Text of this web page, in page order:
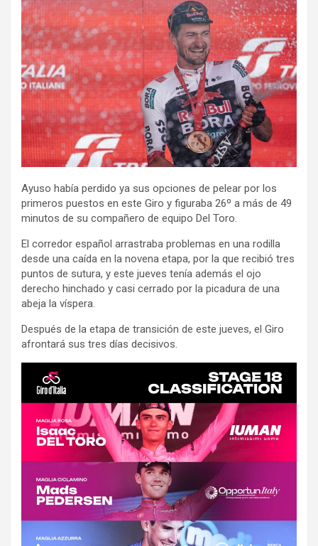
Ayuso había perdido ya sus opciones de pelear por los
primeros puestos en este Giro y figuraba 26º a más de 49
minutos de su compañero de equipo Del Toro.
El corredor español arrastraba problemas en una rodilla
desde una caída en la novena etapa, por la que recibió tres
puntos de sutura, y este jueves tenía además el ojo
derecho hinchado y casi cerrado por la picadura de una
abeja la víspera.
Después de la etapa de transición de este jueves, el Giro
afrontará sus tres días decisivos.